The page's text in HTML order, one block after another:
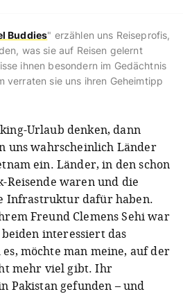
Buddies" erzählen uns Reiseprofis,
was sie auf Reisen gelernt
ihnen besondern im Gedächtnis
verraten sie uns ihren Geheimtipp
Urlaub denken, dann
uns wahrscheinlich Länder
ein. Länder, in den schon
Reisende waren und die
Infrastruktur dafür haben.
Freund Clemens Sehi war
interessiert das
möchte man meine, auf der
mehr viel gibt. Ihr
Pakistan gefunden – und